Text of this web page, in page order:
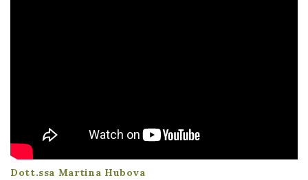
Dott.ssa Martina Hubova